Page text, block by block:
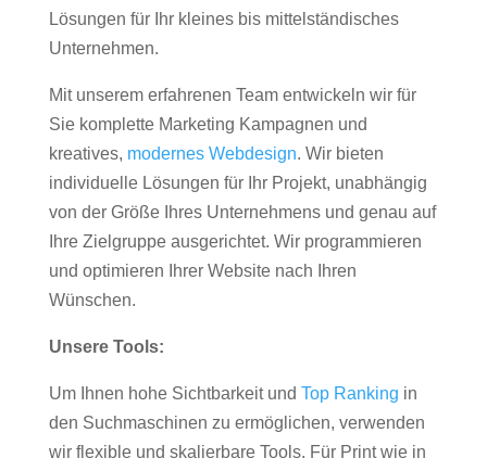
Lösungen für Ihr kleines bis mittelständisches
Unternehmen.
Mit unserem erfahrenen Team entwickeln wir für
Sie komplette Marketing Kampagnen und
kreatives, modernes Webdesign. Wir bieten
individuelle Lösungen für Ihr Projekt, unabhängig
von der Größe Ihres Unternehmens und genau auf
Ihre Zielgruppe ausgerichtet. Wir programmieren
und optimieren Ihrer Website nach Ihren
Wünschen.
Unsere Tools:
Um Ihnen hohe Sichtbarkeit und Top Ranking in
den Suchmaschinen zu ermöglichen, verwenden
wir flexible und skalierbare Tools. Für Print wie in